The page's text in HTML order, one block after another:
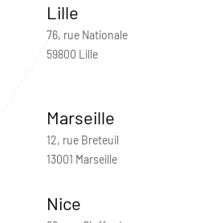
Lille
76, rue Nationale
59800 Lille
Marseille
12, rue Breteuil
13001 Marseille
Nice